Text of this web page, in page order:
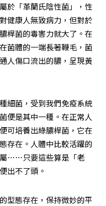
於「革蘭氏陰性菌」，性
健康人無致病力，但對於
桿菌的毒害力就大了。在
菌體的一端長著鞭毛，菌
人傷口流出的膿，呈現黃
細菌，受到我們免疫系統
便是其中一種。在正常人
可培養出綠膿桿菌，它在
存在。人體中比較活躍的
……只要這些算是「老
出不了頭。
型態存在，保持微妙的平